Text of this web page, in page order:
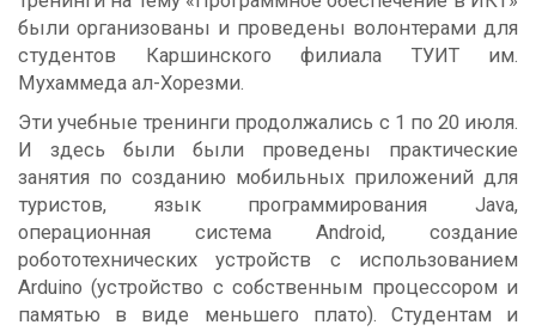
были организованы и проведены волонтерами для
студентов Каршинского филиала ТУИТ им.
Мухаммеда ал-Хорезми.
Эти учебные тренинги продолжались с 1 по 20 июля.
И здесь были были проведены практические
занятия по созданию мобильных приложений для
туристов, язык программирования Java,
операционная система Android, создание
робототехнических устройств с использованием
Arduino (устройство с собственным процессором и
памятью в виде меньшего плато). Студентам и